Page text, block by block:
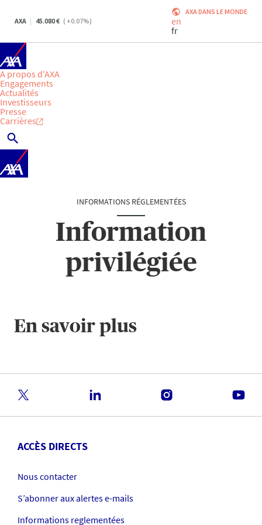
AXA 45.080 ( +0.07%)
AXA DANS LE MONDE
en
fr
A propos d'AXA
Engagements
Actualités
Investisseurs
Presse
Carrières
INFORMATIONS RÉGLEMENTÉES
Information
privilégiée
En savoir plus
ACCÈS DIRECTS
Nous contacter
S’abonner aux alertes e-mails
Informations reglementées